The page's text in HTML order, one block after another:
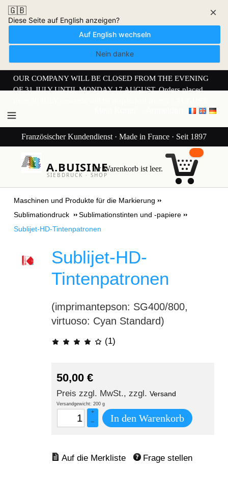
🇬🇧
Diese Seite auf English anzeigen?
Auf English wechseln
Nein danke
×
OUR COMPANY WILL BE CLOSED FROM THE EVENING
OF 31 JULY UNTIL MONDAY 17 AUGUST. Orders placed
Französischer Kundendienst · Made in France · Seit 1897
A.BUISINE
SIEBDRUCK · SHOP
Ihr Warenkorb ist leer.
Maschinen und Produkte für die Markierung
Sublimationdruck
Sublimationstinten und -papiere
Sublijet-HD-Tintenpatronen
Sublijet-HD-
Tintenpatronen
(imprimantepson: SG400/800,
virtuoso: Cyan Standard)
(1)
50,00 €
Preis zzgl. MwSt., zzgl. Versand
Versandgewicht: 200 g
+
–
In den Warenkorb
Frage stellen